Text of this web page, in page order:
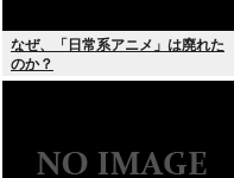
なぜ、「日常系アニメ」は廃れた
のか？